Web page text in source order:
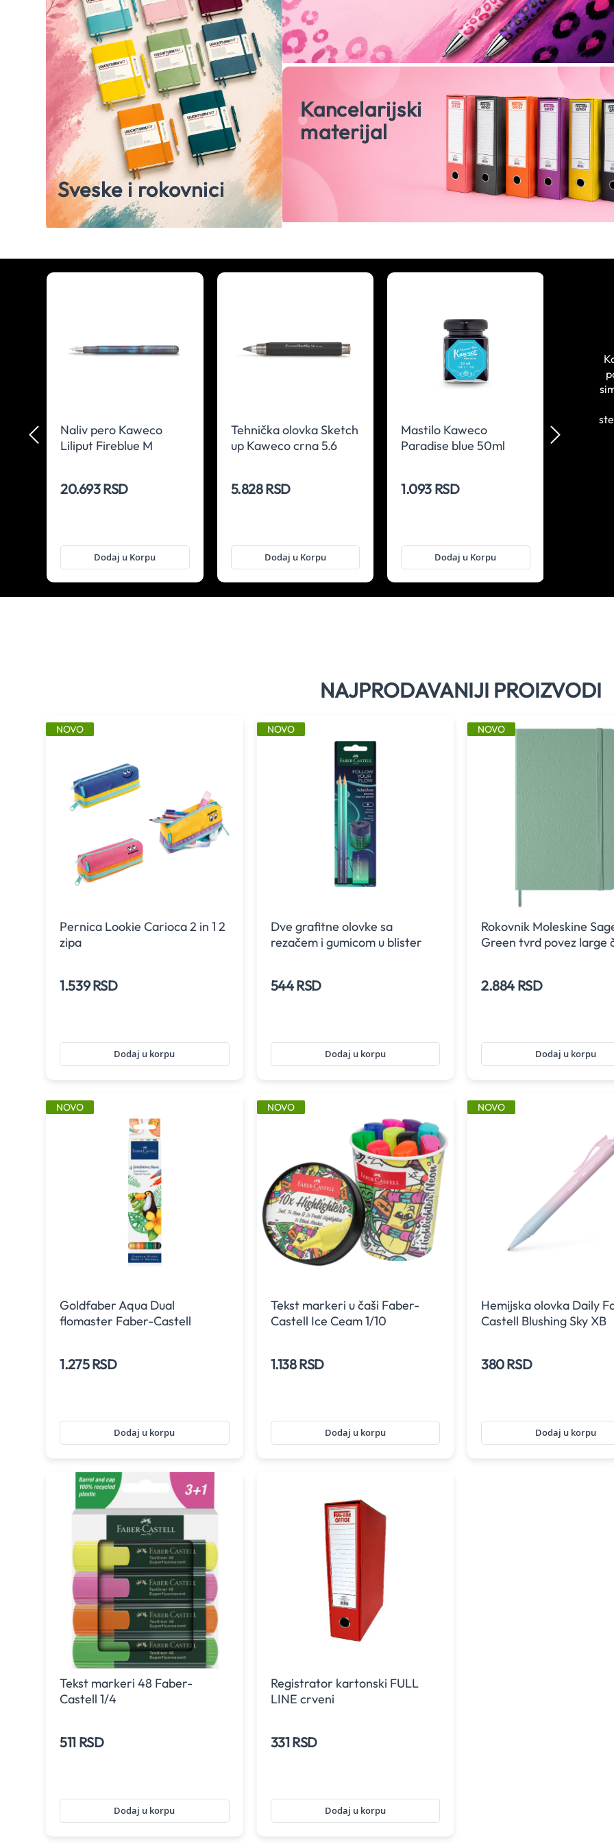
Sveske i rokovnici
Kancelarijski
materijal
Naliv pero Kaweco
Liliput Fireblue M
20.693 RSD
Dodaj u Korpu
Tehnička olovka Sketch
up Kaweco crna 5.6
5.828 RSD
Dodaj u Korpu
Mastilo Kaweco
Paradise blue 50ml
1.093 RSD
Dodaj u Korpu
NAJPRODAVANIJI PROIZVODI
NOVO
Pernica Lookie Carioca 2 in 1 2
zipa
1.539 RSD
Dodaj u korpu
NOVO
Dve grafitne olovke sa
rezačem i gumicom u blister
544 RSD
Dodaj u korpu
NOVO
Rokovnik Moleskine
Green tvrd povez large
2.884 RSD
Dodaj u korpu
NOVO
Goldfaber Aqua Dual
flomaster Faber-Castell
1.275 RSD
Dodaj u korpu
NOVO
Tekst markeri u čaši Faber-
Castell Ice Ceam 1/10
1.138 RSD
Dodaj u korpu
NOVO
Hemijska olovka Daily
Castell Blushing Sky XB
380 RSD
Dodaj u korpu
Tekst markeri 48 Faber-
Castell 1/4
511 RSD
Dodaj u korpu
Registrator kartonski FULL
LINE crveni
331 RSD
Dodaj u korpu